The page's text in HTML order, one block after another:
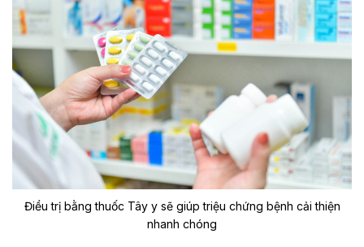
Điều trị bằng thuốc Tây y sẽ giúp triệu chứng bệnh cải thiện
nhanh chóng